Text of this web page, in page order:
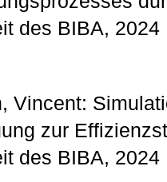
des BIBA, 2024
Vincent:
zur
des BIBA, 2024